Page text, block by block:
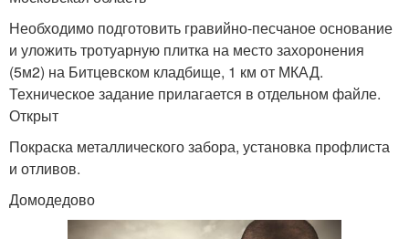
Необходимо подготовить гравийно-песчаное основание
и уложить тротуарную плитка на место захоронения
(5м2) на Битцевском кладбище, 1 км от МКАД.
Техническое задание прилагается в отдельном файле.
Открыт
Покраска металлического забора, установка профлиста
и отливов.
Домодедово